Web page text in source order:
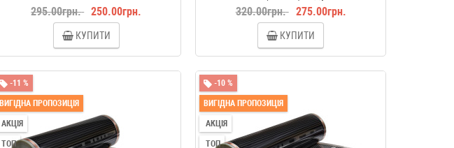
295.00грн. 250.00грн.
КУПИТИ
320.00грн. 275.00грн.
КУПИТИ
-11 %
ВИГІДНА ПРОПОЗИЦІЯ
АКЦІЯ
ТОП
-10 %
ВИГІДНА ПРОПОЗИЦІЯ
АКЦІЯ
ТОП